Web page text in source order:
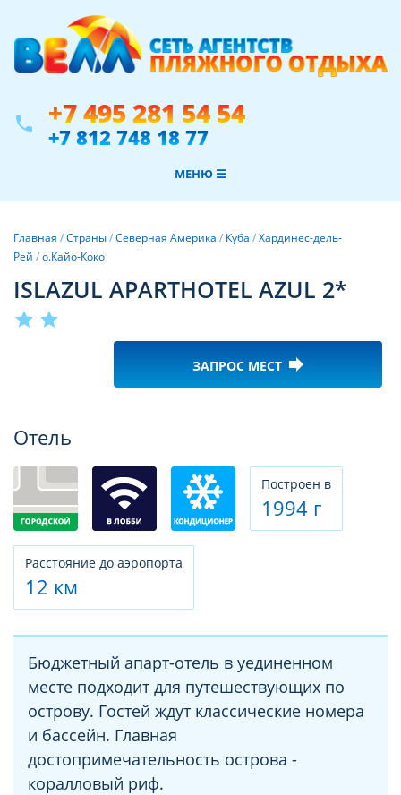
phone +7 495 281 54 54
+7 812 748 18 77
МЕНЮ ☰
Главная /Страны/Северная Америка / Куба /Хардинес-дель-
Рей /о.Кайо-Коко
ISLAZUL APARTHOTEL AZUL 2*
star star
ЗАПРОС МЕСТ forward
Отель
Построен в
1994 г
Расстояние до аэропорта
12 км
Бюджетный апарт-отель в уединенном
месте подходит для путешествующих по
острову. Гостей ждут классические номера
и бассейн. Главная
достопримечательность острова -
коралловый риф.